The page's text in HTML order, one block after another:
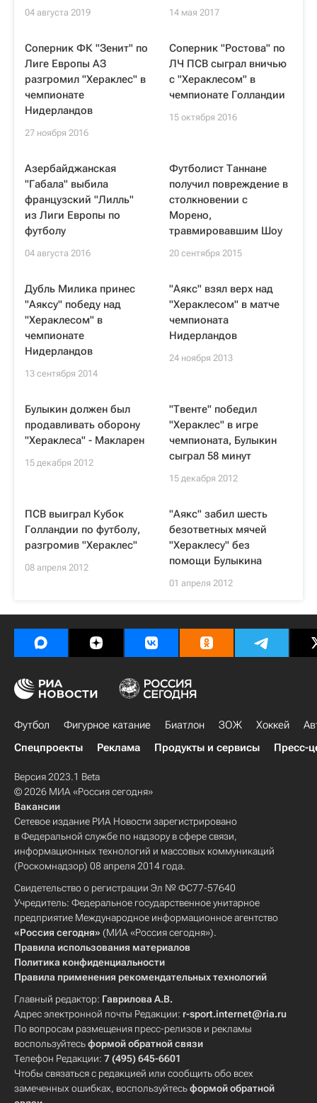
04 августа 2019 14 мая 2017
Соперник ФК "Зенит" по
Лиге Европы АЗ
разгромил "Хераклес" в
чемпионате
Нидерландов
27 ноября 2016
Соперник "Ростова" по
ЛЧ ПСВ сыграл вничью
с "Хераклесом" в
чемпионате Голландии
15 октября 2016
Азербайджанская
"Габала" выбила
французский "Лилль"
из Лиги Европы по
футболу
04 августа 2016
Футболист Таннане
получил повреждение в
столкновении с
Морено,
травмировавшим Шоу
20 сентября 2015
Дубль Милика принес
"Аяксу" победу над
"Хераклесом" в
чемпионате
Нидерландов
13 сентября 2014
"Аякс" взял верх над
"Хераклесом" в матче
чемпионата
Нидерландов
24 ноября 2013
Булыкин должен был
продавливать оборону
"Хераклеса" - Макларен
15 декабря 2012
"Твенте" победил
"Хераклес" в игре
чемпионата, Булыкин
сыграл 58 минут
15 декабря 2012
ПСВ выиграл Кубок
Голландии по футболу,
разгромив "Хераклес"
08 апреля 2012
"Аякс" забил шесть
безответных мячей
"Хераклесу" без
помощи Булыкина
01 апреля 2012
Футбол Фигурное катание Биатлон ЗОЖ Хоккей
Спецпроекты
Реклама Продукты и сервисы Пресс-
Версия 2023.1 Beta
© 2026 МИА «Россия сегодня»
Вакансии
Сетевое издание РИА Новости зарегистрировано
в Федеральной службе по надзору в сфере связи,
информационных технологий и массовых коммуникаций
(Роскомнадзор) 08 апреля 2014 года.
Свидетельство о регистрации Эл № ФС77-57640
Учредитель: Федеральное государственное унитарное
предприятие Международное информационное агентство
«Россия сегодня» (МИА «Россия сегодня»).
Правила использования материалов
Политика конфиденциальности
Правила применения рекомендательных технологий
Главный редактор: Гаврилова А.В.
Адрес электронной почты Редакции: r-sport.internet@ria.ru
По вопросам размещения пресс-релизов и рекламы
воспользуйтесьформой обратной связи
Телефон Редакции: 7 (495) 645-6601
Чтобы связаться с редакцией или сообщить обо всех
замеченных ошибках, воспользуйтесьформой обратной